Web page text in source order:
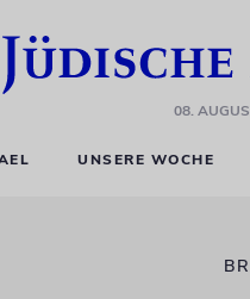
08.
UNSERE WOCHE